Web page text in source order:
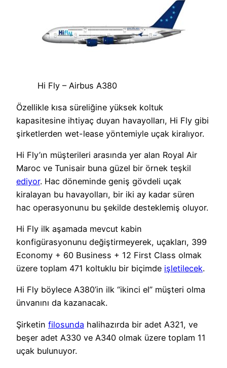
Hi Fly – Airbus A380
Özellikle kısa süreliğine yüksek koltuk
kapasitesine ihtiyaç duyan havayolları, Hi Fly gibi
şirketlerden wet-lease yöntemiyle uçak kiralıyor.
Hi Fly’ın müşterileri arasında yer alan Royal Air
Maroc ve Tunisair buna güzel bir örnek teşkil
ediyor. Hac döneminde geniş gövdeli uçak
kiralayan bu havayolları, bir iki ay kadar süren
hac operasyonunu bu şekilde desteklemiş oluyor.
Hi Fly ilk aşamada mevcut kabin
konfigürasyonunu değiştirmeyerek, uçakları, 399
Economy + 60 Business + 12 First Class olmak
üzere toplam 471 koltuklu bir biçimde işletilecek.
Hi Fly böylece A380’in ilk “ikinci el” müşteri olma
ünvanını da kazanacak.
Şirketin filosunda halihazırda bir adet A321, ve
beşer adet A330 ve A340 olmak üzere toplam 11
uçak bulunuyor.